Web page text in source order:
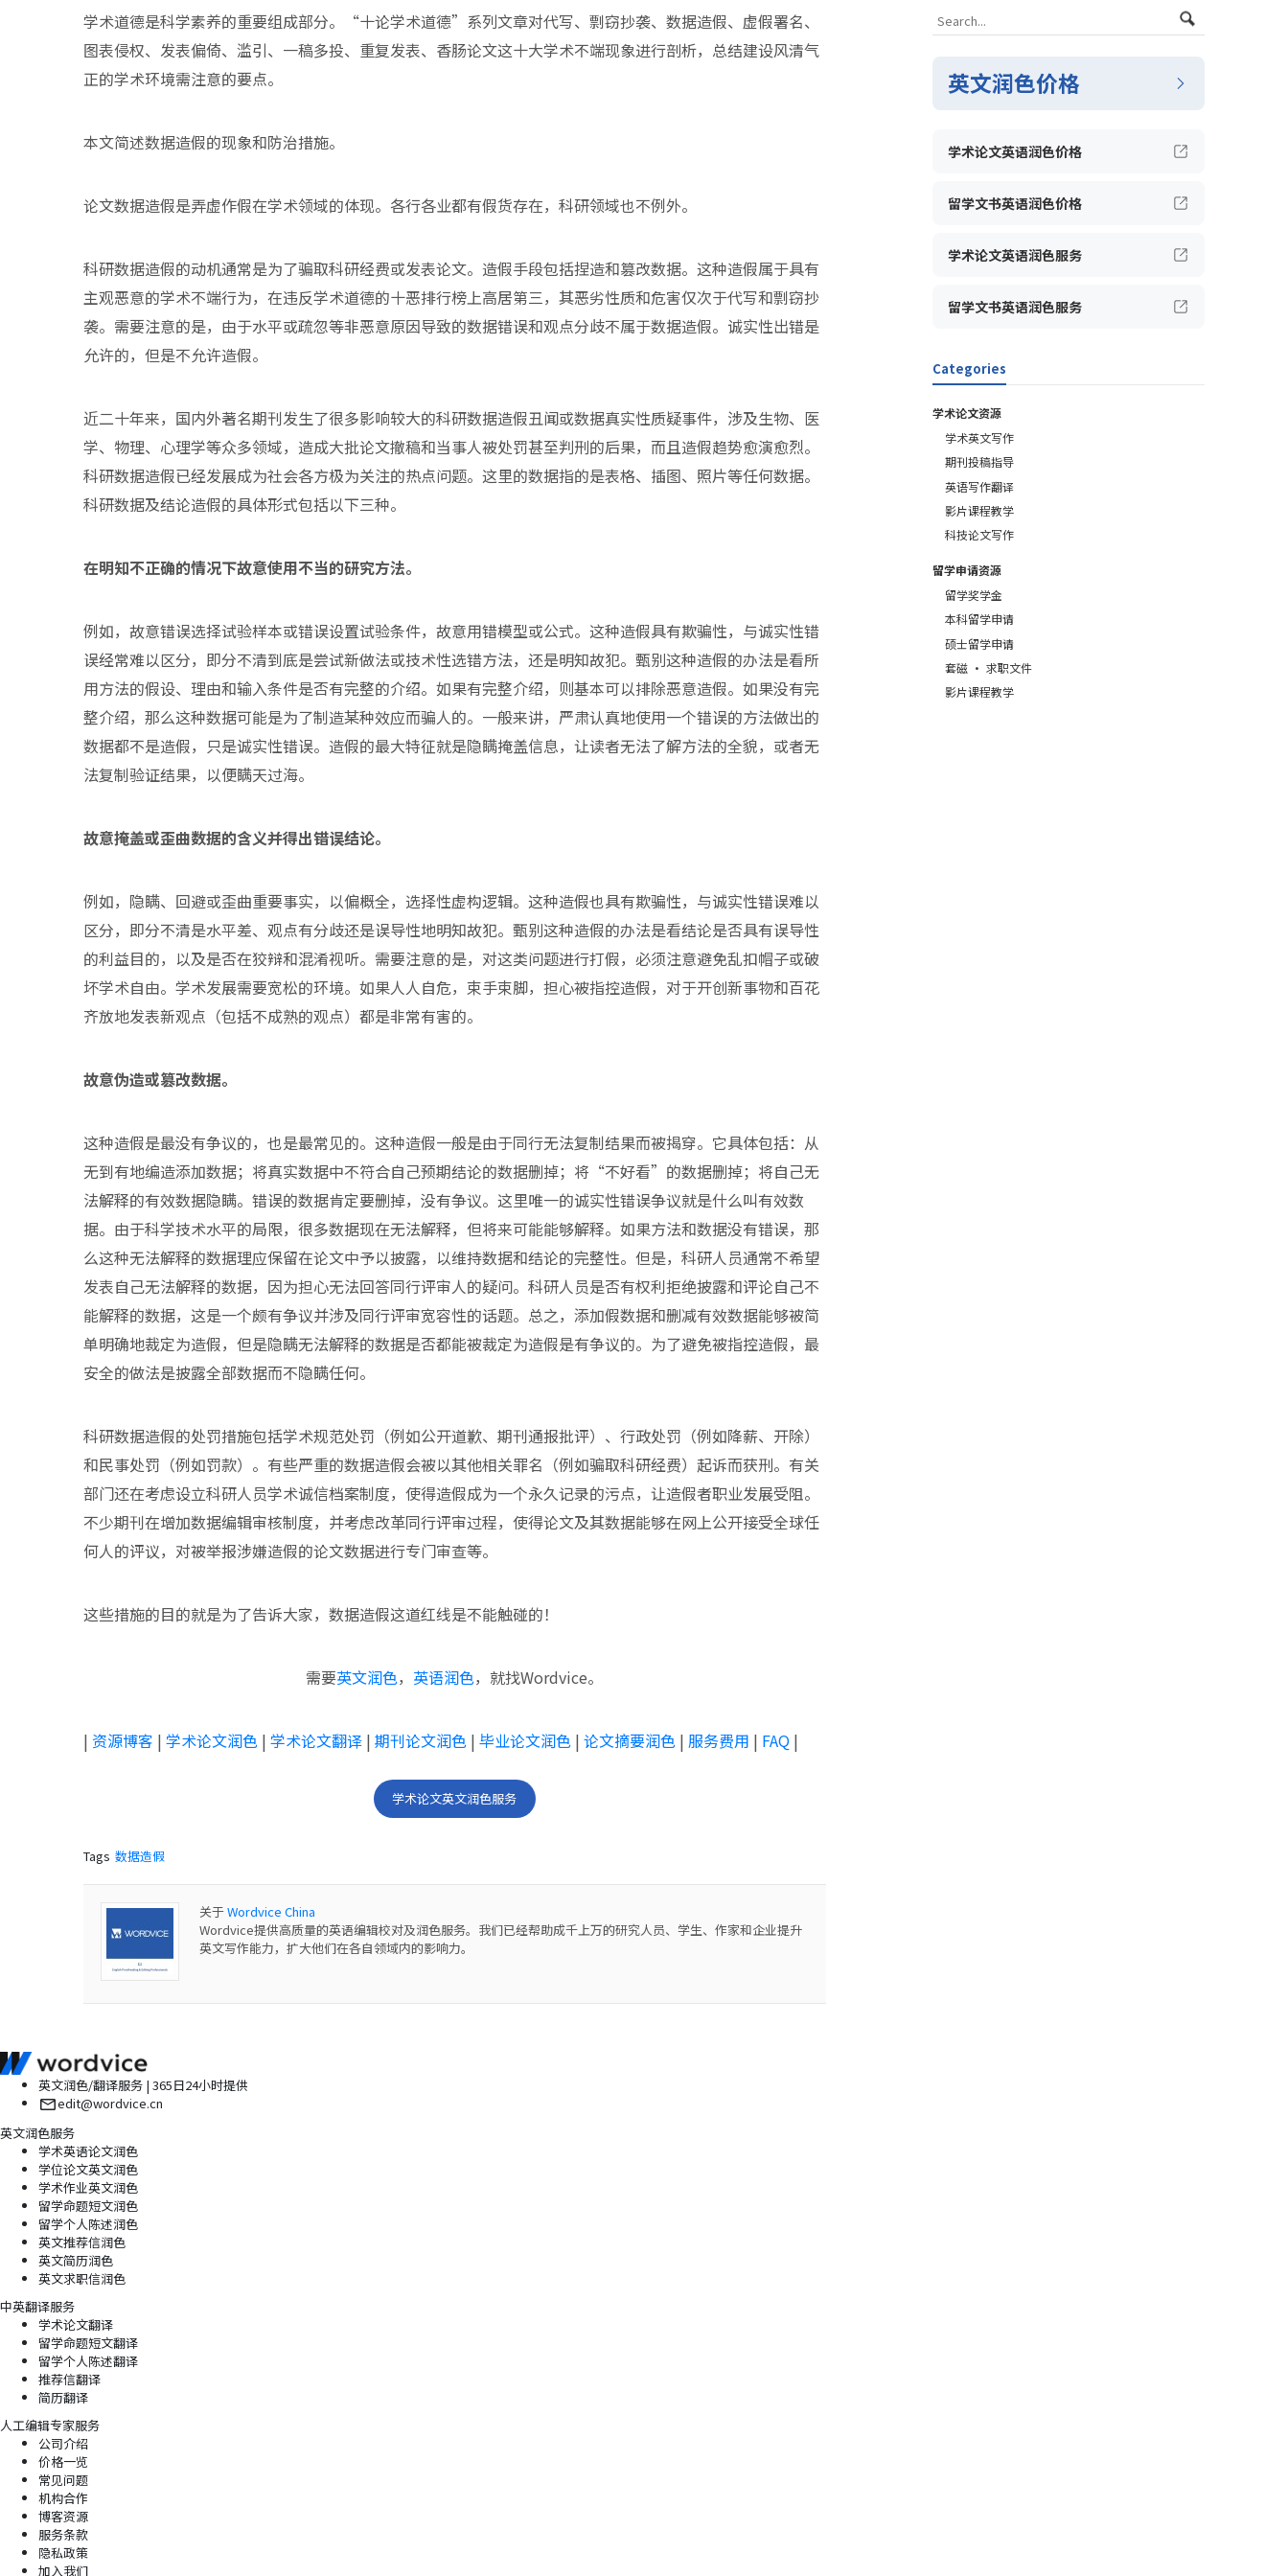
学术道德是科学素养的重要组成部分。“十论学术道德”系列文章对代写、剽窃抄袭、数据造假、虚假署名、
图表侵权、发表偏倚、滥引、一稿多投、重复发表、香肠论文这十大学术不端现象进行剖析，总结建设风清气
正的学术环境需注意的要点。
本文简述数据造假的现象和防治措施。
论文数据造假是弄虚作假在学术领域的体现。各行各业都有假货存在，科研领域也不例外。
科研数据造假的动机通常是为了骗取科研经费或发表论文。造假手段包括捏造和篡改数据。这种造假属于具有
主观恶意的学术不端行为，在违反学术道德的十恶排行榜上高居第三，其恶劣性质和危害仅次于代写和剽窃抄
袭。需要注意的是，由于水平或疏忽等非恶意原因导致的数据错误和观点分歧不属于数据造假。诚实性出错是
允许的，但是不允许造假。
近二十年来，国内外著名期刊发生了很多影响较大的科研数据造假丑闻或数据真实性质疑事件，涉及生物、医
学、物理、心理学等众多领域，造成大批论文撤稿和当事人被处罚甚至判刑的后果，而且造假趋势愈演愈烈。
科研数据造假已经发展成为社会各方极为关注的热点问题。这里的数据指的是表格、插图、照片等任何数据。
科研数据及结论造假的具体形式包括以下三种。
在明知不正确的情况下故意使用不当的研究方法。
例如，故意错误选择试验样本或错误设置试验条件，故意用错模型或公式。这种造假具有欺骗性，与诚实性错
误经常难以区分，即分不清到底是尝试新做法或技术性选错方法，还是明知故犯。甄别这种造假的办法是看所
用方法的假设、理由和输入条件是否有完整的介绍。如果有完整介绍，则基本可以排除恶意造假。如果没有完
整介绍，那么这种数据可能是为了制造某种效应而骗人的。一般来讲，严肃认真地使用一个错误的方法做出的
数据都不是造假，只是诚实性错误。造假的最大特征就是隐瞒掩盖信息，让读者无法了解方法的全貌，或者无
法复制验证结果，以便瞒天过海。
故意掩盖或歪曲数据的含义并得出错误结论。
例如，隐瞒、回避或歪曲重要事实，以偏概全，选择性虚构逻辑。这种造假也具有欺骗性，与诚实性错误难以
区分，即分不清是水平差、观点有分歧还是误导性地明知故犯。甄别这种造假的办法是看结论是否具有误导性
的利益目的，以及是否在狡辩和混淆视听。需要注意的是，对这类问题进行打假，必须注意避免乱扣帽子或破
坏学术自由。学术发展需要宽松的环境。如果人人自危，束手束脚，担心被指控造假，对于开创新事物和百花
齐放地发表新观点（包括不成熟的观点）都是非常有害的。
故意伪造或篡改数据。
这种造假是最没有争议的，也是最常见的。这种造假一般是由于同行无法复制结果而被揭穿。它具体包括：从
无到有地编造添加数据；将真实数据中不符合自己预期结论的数据删掉；将“不好看”的数据删掉；将自己无
法解释的有效数据隐瞒。错误的数据肯定要删掉，没有争议。这里唯一的诚实性错误争议就是什么叫有效数
据。由于科学技术水平的局限，很多数据现在无法解释，但将来可能能够解释。如果方法和数据没有错误，那
么这种无法解释的数据理应保留在论文中予以披露，以维持数据和结论的完整性。但是，科研人员通常不希望
发表自己无法解释的数据，因为担心无法回答同行评审人的疑问。科研人员是否有权利拒绝披露和评论自己不
能解释的数据，这是一个颇有争议并涉及同行评审宽容性的话题。总之，添加假数据和删减有效数据能够被简
单明确地裁定为造假，但是隐瞒无法解释的数据是否都能被裁定为造假是有争议的。为了避免被指控造假，最
安全的做法是披露全部数据而不隐瞒任何。
科研数据造假的处罚措施包括学术规范处罚（例如公开道歉、期刊通报批评）、行政处罚（例如降薪、开除）
和民事处罚（例如罚款）。有些严重的数据造假会被以其他相关罪名（例如骗取科研经费）起诉而获刑。有关
部门还在考虑设立科研人员学术诚信档案制度，使得造假成为一个永久记录的污点，让造假者职业发展受阻。
不少期刊在增加数据编辑审核制度，并考虑改革同行评审过程，使得论文及其数据能够在网上公开接受全球任
何人的评议，对被举报涉嫌造假的论文数据进行专门审查等。
这些措施的目的就是为了告诉大家，数据造假这道红线是不能触碰的！
需要英文润色， 英语润色，就找Wordvice。
| 资源博客 | 学术论文润色 | 学术论文翻译 | 期刊论文润色 | 毕业论文润色 | 论文摘要润色 | 服务费用 | FAQ |
学术论文英文润色服务
Tags 数据造假
关于Wordvice China
Wordvice提供高质量的英语编辑校对及润色服务。我们已经帮助成千上万的研究人员、学生、作家和企业提升
英文写作能力，扩大他们在各自领域内的影响力。
英文润色价格
学术论文英语润色价格
留学文书英语润色价格
学术论文英语润色服务
留学文书英语润色服务
Categories
学术论文资源
学术英文写作
期刊投稿指导
英语写作翻译
影片课程教学
科技论文写作
留学申请资源
留学奖学金
本科留学申请
硕士留学申请
套磁 · 求职文件
影片课程教学
英文润色/翻译服务 | 365日24小时提供
edit@wordvice.cn
英文润色服务
学术英语论文润色
学位论文英文润色
学术作业英文润色
留学命题短文润色
留学个人陈述润色
英文推荐信润色
英文简历润色
英文求职信润色
中英翻译服务
学术论文翻译
留学命题短文翻译
留学个人陈述翻译
推荐信翻译
简历翻译
人工编辑专家服务
公司介绍
价格一览
常见问题
机构合作
博客资源
服务条款
隐私政策
加入我们